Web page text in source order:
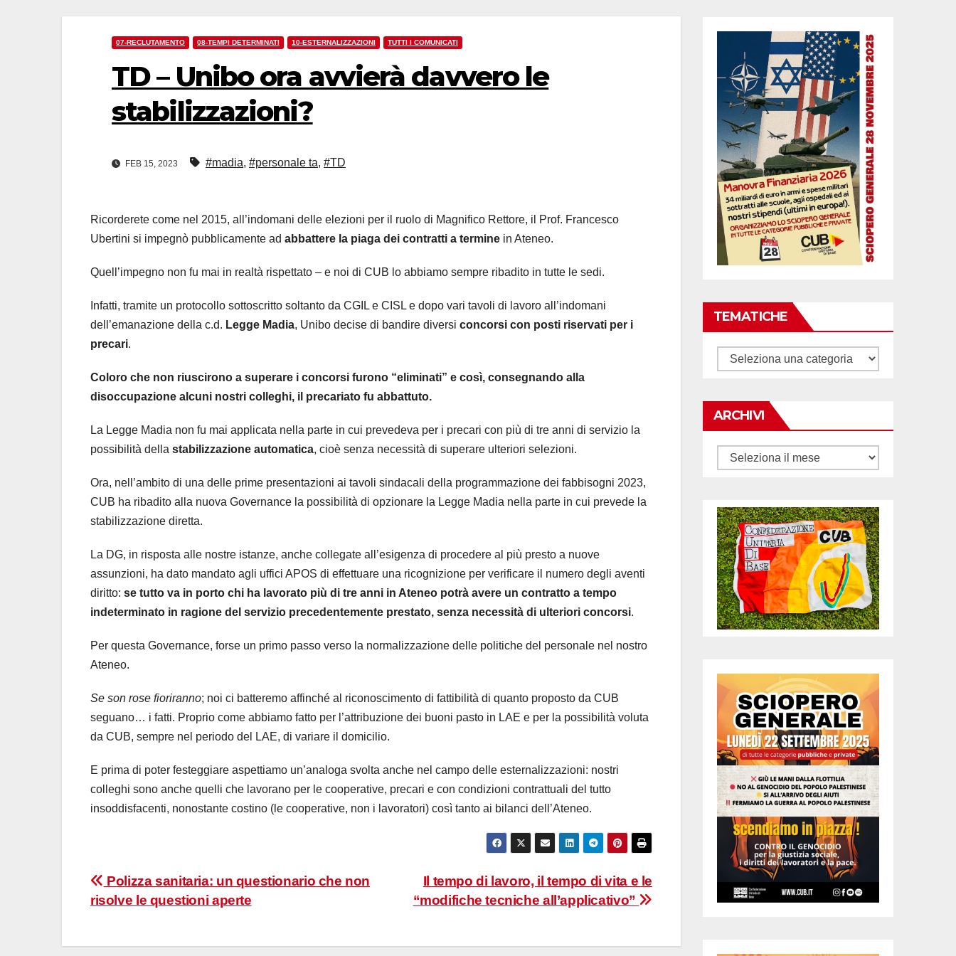
07-RECLUTAMENTO 08-TEMPI DETERMINATI 10-ESTERNALIZZAZIONI TUTTI I COMUNICATI
TD – Unibo ora avvierà davvero le
stabilizzazioni?
FEB 15, 2023 #madia, #personale ta, #TD
Ricorderete come nel 2015, all’indomani delle elezioni per il ruolo di Magnifico Rettore, il Prof. Francesco
Ubertini si impegnò pubblicamente ad abbattere la piaga dei contratti a termine in Ateneo.
Quell’impegno non fu mai in realtà rispettato – e noi di CUB lo abbiamo sempre ribadito in tutte le sedi.
Infatti, tramite un protocollo sottoscritto soltanto da CGIL e CISL e dopo vari tavoli di lavoro all’indomani
dell’emanazione della c.d. Legge Madia, Unibo decise di bandire diversi concorsi con posti riservati per i
precari.
Coloro che non riuscirono a superare i concorsi furono “eliminati” e così, consegnando alla
disoccupazione alcuni nostri colleghi, il precariato fu abbattuto.
La Legge Madia non fu mai applicata nella parte in cui prevedeva per i precari con più di tre anni di servizio la
possibilità della stabilizzazione automatica, cioè senza necessità di superare ulteriori selezioni.
Ora, nell’ambito di una delle prime presentazioni ai tavoli sindacali della programmazione dei fabbisogni 2023,
CUB ha ribadito alla nuova Governance la possibilità di opzionare la Legge Madia nella parte in cui prevede la
stabilizzazione diretta.
La DG, in risposta alle nostre istanze, anche collegate all’esigenza di procedere al più presto a nuove
assunzioni, ha dato mandato agli uffici APOS di effettuare una ricognizione per verificare il numero degli aventi
diritto: se tutto va in porto chi ha lavorato più di tre anni in Ateneo potrà avere un contratto a tempo
indeterminato in ragione del servizio precedentemente prestato, senza necessità di ulteriori concorsi.
Per questa Governance, forse un primo passo verso la normalizzazione delle politiche del personale nel nostro
Ateneo.
Se son rose fioriranno; noi ci batteremo affinché al riconoscimento di fattibilità di quanto proposto da CUB
seguano… i fatti. Proprio come abbiamo fatto per l’attribuzione dei buoni pasto in LAE e per la possibilità voluta
da CUB, sempre nel periodo del LAE, di variare il domicilio.
E prima di poter festeggiare aspettiamo un’analoga svolta anche nel campo delle esternalizzazioni: nostri
colleghi sono anche quelli che lavorano per le cooperative, precari e con condizioni contrattuali del tutto
insoddisfacenti, nonostante costino (le cooperative, non i lavoratori) così tanto ai bilanci dell’Ateneo.
Navigazione
articoli
Il tempo di lavoro, il tempo di vita e le
“modifiche tecniche all’applicativo”
Polizza sanitaria: un questionario che non
risolve le questioni aperte
TEMATICHE
Tematiche
ARCHIVI
Archivi